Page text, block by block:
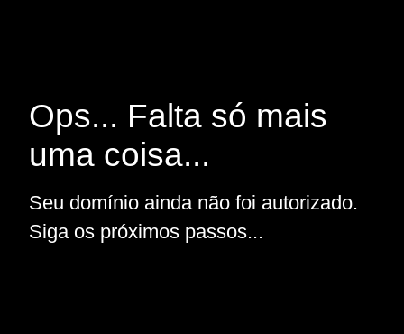
Ops... Falta só mais
uma coisa...
Seu domínio ainda não foi autorizado.
Siga os próximos passos...